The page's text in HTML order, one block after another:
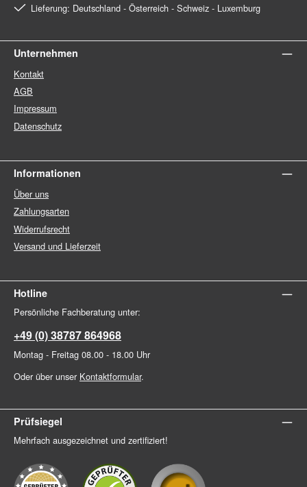
Lieferung: Deutschland - Österreich - Schweiz - Luxemburg
Unternehmen
Kontakt
AGB
Impressum
Datenschutz
Informationen
Über uns
Zahlungsarten
Widerrufsrecht
Versand und Lieferzeit
Hotline
Persönliche Fachberatung unter:
+49 (0) 38787 864968
Montag - Freitag 08.00 - 18.00 Uhr
Oder über unser Kontaktformular.
Prüfsiegel
Mehrfach ausgezeichnet und zertifiziert!